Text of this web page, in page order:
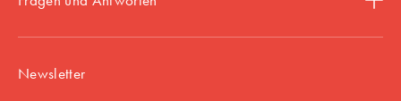
Newsletter